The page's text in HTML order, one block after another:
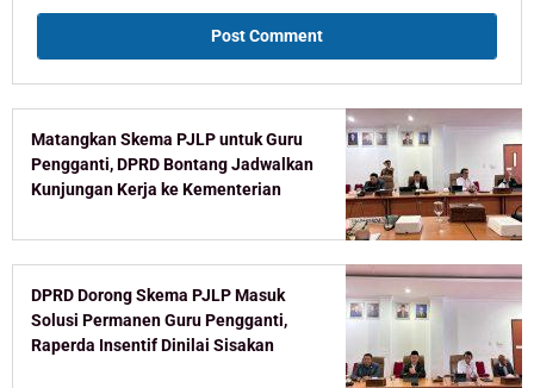
Matangkan Skema PJLP untuk Guru
Pengganti, DPRD Bontang Jadwalkan
Kunjungan Kerja ke Kementerian
DPRD Dorong Skema PJLP Masuk
Solusi Permanen Guru Pengganti,
Raperda Insentif Dinilai Sisakan